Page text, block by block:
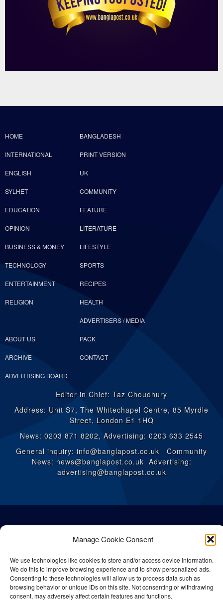
Manage Cookie Consent
We use technologies like cookies to store and/or access device information.
We do this to improve browsing experience and to show personalized ads.
Consenting to these technologies will allow us to process data such as
browsing behavior or unique IDs on this site. Not consenting or withdrawing
consent, may adversely affect certain features and functions.
HOME BANGLADESH
INTERNATIONAL PRINT VERSION
ENGLISH UK
SYLHET COMMUNITY
EDUCATION FEATURE
OPINION LITERATURE
BUSINESS & MONEY LIFESTYLE
TECHNOLOGY SPORTS
ENTERTAINMENT RECIPES
RELIGION HEALTH
ABOUT US
ADVERTISERS / MEDIA
PACK
ARCHIVE CONTACT
ADVERTISING BOARD
Editor in Chief: Taz Choudhury
Address: Unit S7, The Whitechapel Centre, 85 Myrdle
Street, London E1 1HQ
News: 0203 871 8202, Advertising: 0203 633 2545
General inquiry: info@banglapost.co.uk Community
News: news@banglapost.co.uk Advertising:
advertising@banglapost.co.uk